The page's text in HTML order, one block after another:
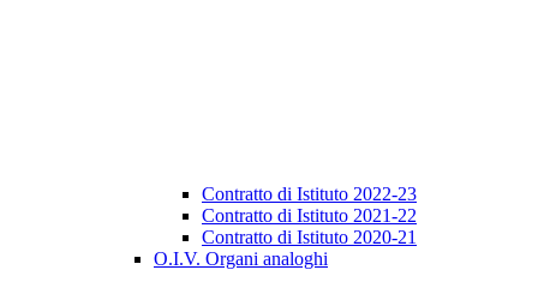
Contratto di Istituto 2022-23
Contratto di Istituto 2021-22
Contratto di Istituto 2020-21
O.I.V. Organi analoghi